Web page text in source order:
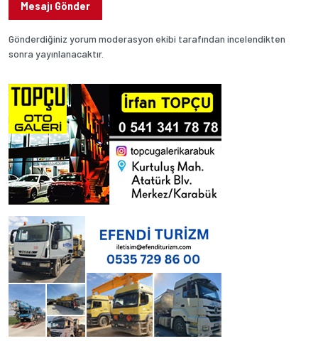
Mesajı Gönder
Gönderdiğiniz yorum moderasyon ekibi tarafından incelendikten
sonra yayınlanacaktır.